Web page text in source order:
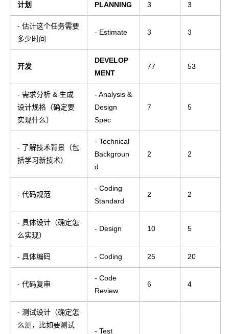
计划 PLANNING 3 3
- 估计这个任务需要
多少时间
- Estimate 3 3
开发
DEVELOP
MENT
77 53
- 需求分析 & 生成
设计规格（确定要
实现什么）
- Analysis &
Design
Spec
7 5
- 了解技术背景（包
括学习新技术）
- Technical
Backgroun
d
2 2
- 代码规范
- Coding
Standard
2 2
- 具体设计（确定怎
么实现）
- Design 10 5
- 具体编码 - Coding 25 20
- 代码复审
- Code
Review
6 4
- 测试设计（确定怎
么测，比如要测试
- Test